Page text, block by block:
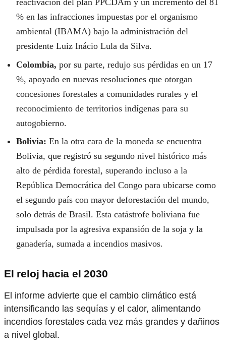
reactivación del plan PPCDAm y un incremento del 81
% en las infracciones impuestas por el organismo
ambiental (IBAMA) bajo la administración del
presidente Luiz Inácio Lula da Silva.
Colombia, por su parte, redujo sus pérdidas en un 17
%, apoyado en nuevas resoluciones que otorgan
concesiones forestales a comunidades rurales y el
reconocimiento de territorios indígenas para su
autogobierno.
Bolivia: En la otra cara de la moneda se encuentra
Bolivia, que registró su segundo nivel histórico más
alto de pérdida forestal, superando incluso a la
República Democrática del Congo para ubicarse como
el segundo país con mayor deforestación del mundo,
solo detrás de Brasil. Esta catástrofe boliviana fue
impulsada por la agresiva expansión de la soja y la
ganadería, sumada a incendios masivos.
El reloj hacia el 2030
El informe advierte que el cambio climático está
intensificando las sequías y el calor, alimentando
incendios forestales cada vez más grandes y dañinos
a nivel global.